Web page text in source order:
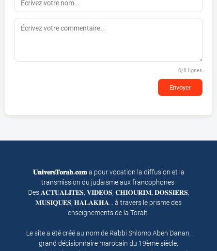
0/8 lignes
Envoyer
𝐔𝐧𝐢𝐯𝐞𝐫𝐬𝐓𝐨𝐫𝐚𝐡.𝐜𝐨𝐦a pour vocation la diffusion et la
transmission du judaïsme aux francophones.
Des 𝐀𝐂𝐓𝐔𝐀𝐋𝐈𝐓𝐄𝐒, 𝐕𝐈𝐃𝐄𝐎𝐒, 𝐂𝐇𝐈𝐎𝐔𝐑𝐈𝐌, 𝐃𝐎𝐒𝐒𝐈𝐄𝐑𝐒,
𝐌𝐔𝐒𝐈𝐐𝐔𝐄𝐒, 𝐇𝐀𝐋𝐀𝐊𝐇𝐀… à travers le prisme des
enseignements de la Torah.
Le site a été créé au nom de Rabbi Shlomo Aben Danan,
grand décisionnaire marocain du 19ème siècle.